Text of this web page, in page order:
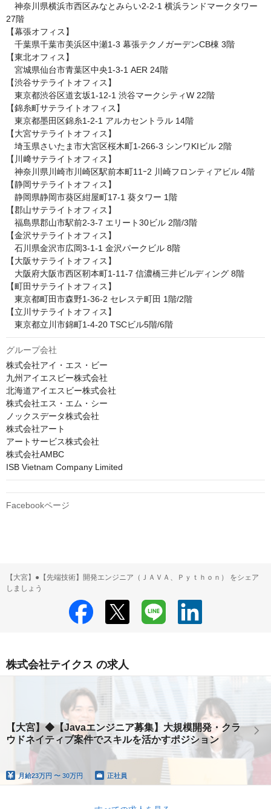
神奈川県横浜市西区みなとみらい2-2-1 横浜ランドマークタワー
27階
【幕張オフィス】
千葉県千葉市美浜区中瀬1-3 幕張テクノガーデンCB棟 3階
【東北オフィス】
宮城県仙台市青葉区中央1-3-1 AER 24階
【渋谷サテライトオフィス】
東京都渋谷区道玄坂1‑12‑1 渋谷マークシティW 22階
【錦糸町サテライトオフィス】
東京都墨田区錦糸1‑2‑1 アルカセントラル 14階
【大宮サテライトオフィス】
埼玉県さいたま市大宮区桜木町1-266-3 シンワKIビル 2階
【川﨑サテライトオフィス】
神奈川県川崎市川崎区駅前本町11ｰ2 川崎フロンティアビル 4階
【静岡サテライトオフィス】
静岡県静岡市葵区紺屋町17-1 葵タワー 1階
【郡山サテライトオフィス】
福島県郡山市駅前2-3-7 エリート30ビル 2階/3階
【金沢サテライトオフィス】
石川県金沢市広岡3-1-1 金沢パークビル 8階
【大阪サテライトオフィス】
大阪府大阪市西区靭本町1-11-7 信濃橋三井ビルディング 8階
【町田サテライトオフィス】
東京都町田市森野1-36-2 セレステ町田 1階/2階
【立川サテライトオフィス】
東京都立川市錦町1-4-20 TSCビル5階/6階
グループ会社
株式会社アイ・エス・ビー
九州アイエスビー株式会社
北海道アイエスビー株式会社
株式会社エス・エム・シー
ノックスデータ株式会社
株式会社アート
アートサービス株式会社
株式会社AMBC
ISB Vietnam Company Limited
Facebookページ
【大宮】●【先端技術】開発エンジニア（ＪＡＶＡ、Ｐｙｔｈｏｎ） をシェア
しましょう
株式会社テイクス の求人
【大宮】◆【Javaエンジニア募集】大規模開発・クラ
ウドネイティブ案件でスキルを活かすポジション
月給23万円 〜 30万円 正社員